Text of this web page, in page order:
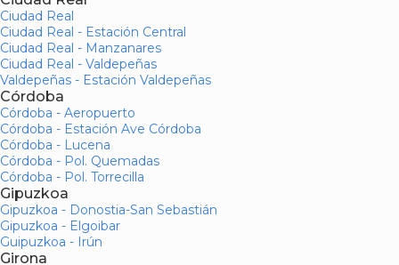
Ciudad Real
Ciudad Real - Estación Central
Ciudad Real - Manzanares
Ciudad Real - Valdepeñas
Valdepeñas - Estación Valdepeñas
Córdoba
Córdoba - Aeropuerto
Córdoba - Estación Ave Córdoba
Córdoba - Lucena
Córdoba - Pol. Quemadas
Córdoba - Pol. Torrecilla
Gipuzkoa
Gipuzkoa - Donostia-San Sebastián
Gipuzkoa - Elgoibar
Guipuzkoa - Irún
Girona